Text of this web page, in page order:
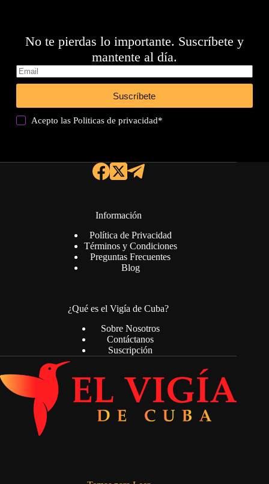
No te pierdas lo importante. Suscríbete y
mantente al día.
Suscríbete
Acepto lasPoliticas de privacidad*
Información
Política de Privacidad
Términos y Condiciones
Preguntas Frecuentes
Blog
¿Qué es el Vigía de Cuba?
Sobre Nosotros
Contáctanos
Suscripción